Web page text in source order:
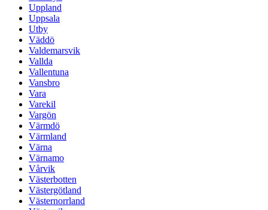
Uppland
Uppsala
Utby
Väddö
Valdemarsvik
Vallda
Vallentuna
Vansbro
Vara
Varekil
Vargön
Värmdö
Värmland
Värna
Värnamo
Vårvik
Västerbotten
Västergötland
Västernorrland